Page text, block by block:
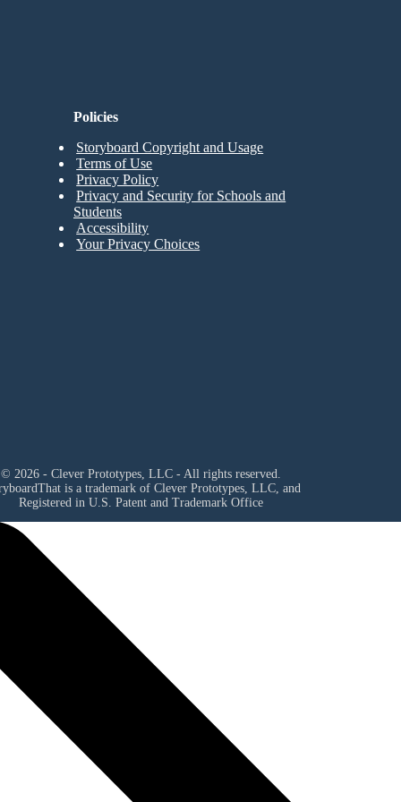
Policies
Storyboard Copyright and Usage
Terms of Use
Privacy Policy
Privacy and Security for Schools and
Students
Accessibility
Your Privacy Choices
© 2026 - Clever Prototypes, LLC - All rights reserved.
is a trademark of Clever Prototypes, LLC, and
Registered in U.S. Patent and Trademark Office